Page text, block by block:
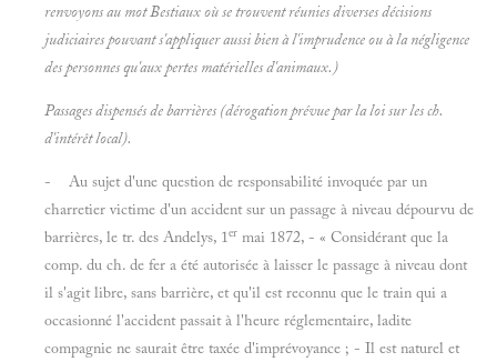
renvoyons au motBestiaux où se trouvent réunies diverses décisions
judiciaires pouvant s'appliquer aussi bien à l'imprudence ou à la négligence
des personnes qu'aux pertes matérielles d'animaux.)
Passages dispensés de barrières (dérogation prévue par la loi sur les ch.
d'intérêt local).
- Au sujet d'une question de responsabilité invoquée par un
charretier victime d'un accident sur un passage à niveau dépourvu de
barrières, le tr. des Andelys, 1er mai 1872, - « Considérant que la
comp. du ch. de fer a été autorisée à laisser le passage à niveau dont
il s'agit libre, sans barrière, et qu'il est reconnu que le train qui a
occasionné l'accident passait à l'heure réglementaire, ladite
compagnie ne saurait être taxée d'imprévoyance ; - Il est naturel et